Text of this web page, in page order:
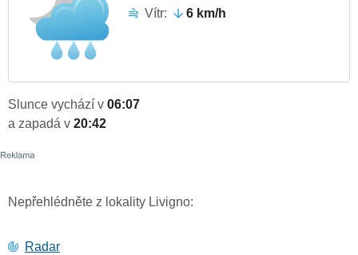
Vítr: 6 km/h
Slunce vychází v 06:07
a zapadá v 20:42
Nepřehlédněte z lokality Livigno:
Radar